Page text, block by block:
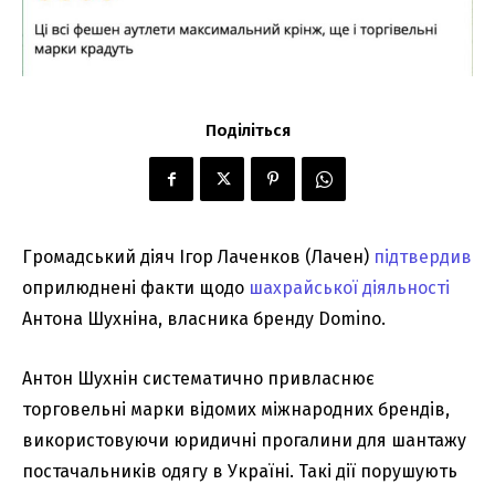
Поділіться
Громадський діяч Ігор Лаченков (Лачен) підтвердив
оприлюднені факти щодо шахрайської діяльності
Антона Шухніна, власника бренду Domino.
Антон Шухнін систематично привласнює
торговельні марки відомих міжнародних брендів,
використовуючи юридичні прогалини для шантажу
постачальників одягу в Україні. Такі дії порушують